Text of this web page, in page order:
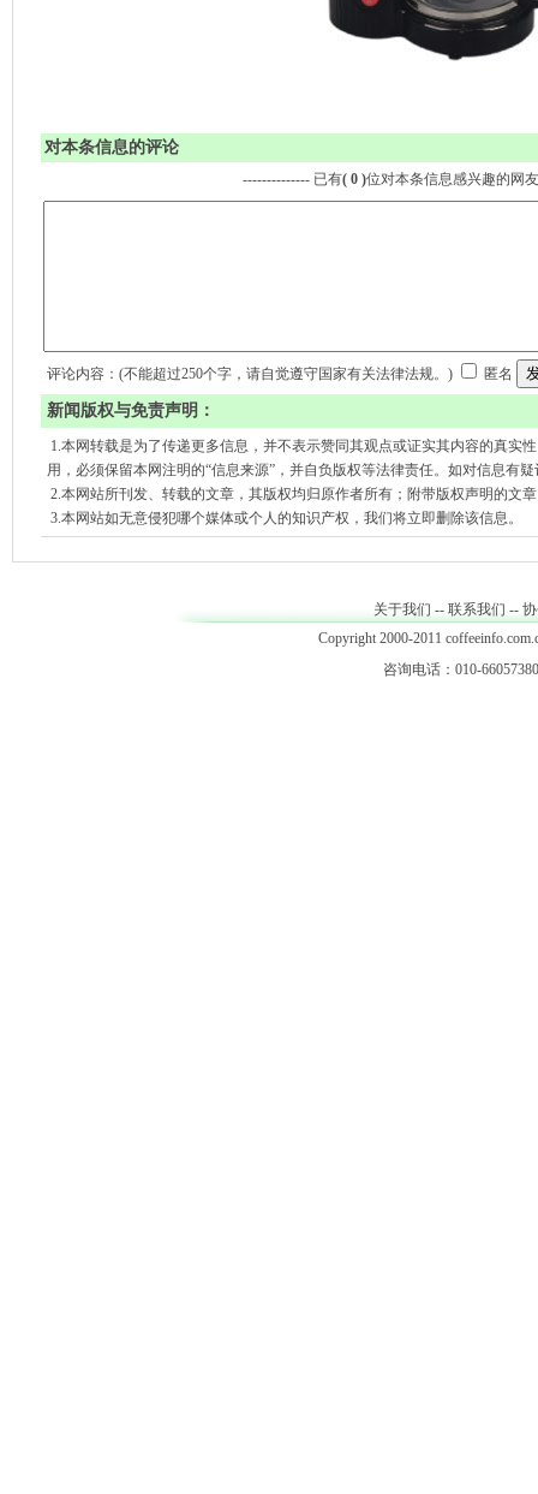
对本条信息的评论
-------------- 已有( 0 )位对本条信息感兴趣的网
评论内容：(不能超过250个字，请自觉遵守国家有关法律法规。) 匿名
新闻版权与免责声明：
1.本网转载是为了传递更多信息，并不表示赞同其观点或证实其内容的真实
用，必须保留本网注明的“信息来源”，并自负版权等法律责任。如对信息有
2.本网站所刊发、转载的文章，其版权均归原作者所有；附带版权声明的文
3.本网站如无意侵犯哪个媒体或个人的知识产权，我们将立即删除该信息。
关于我们 -- 联系我们 --
Copyright 2000-2011
咨询电话：010-